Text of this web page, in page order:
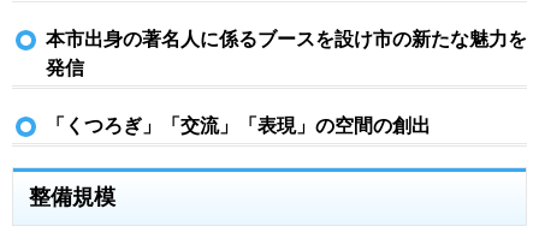
本市出身の著名人に係るブースを設け市の新たな魅力を
発信
「くつろぎ」「交流」「表現」の空間の創出
整備規模